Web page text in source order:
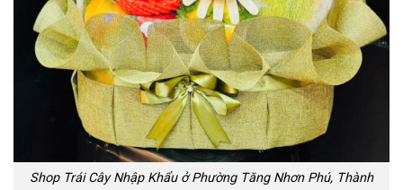
Shop Trái Cây Nhập Khẩu ở Phường Tăng Nhơn Phú, Thành